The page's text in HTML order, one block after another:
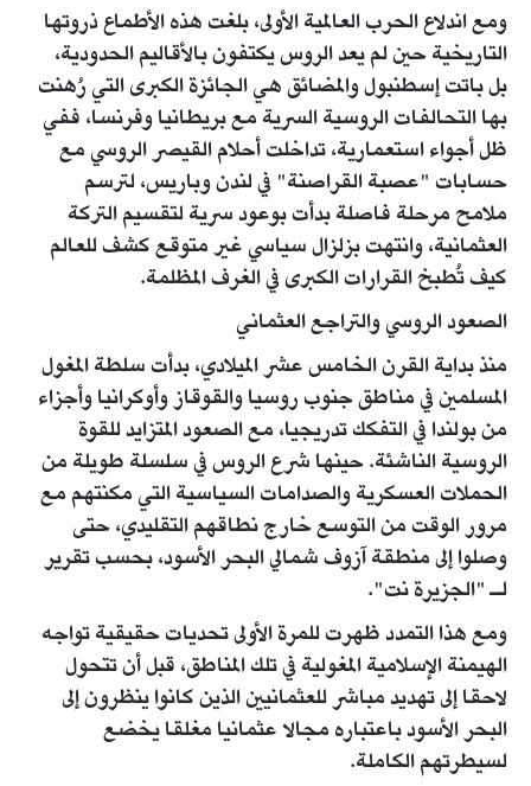
ومع اندلاع الحرب العالمية الأولى، بلغت هذه الأطماع ذروتها
التاريخية حين لم يعد الروس يكتفون بالأقاليم الحدودية،
بل باتت إسطنبول والمضائق هي الجائزة الكبرى التي رُهنت
بها التحالفات الروسية السرية مع بريطانيا وفرنسا، ففي
ظل أجواء استعمارية، تداخلت أحلام القيصر الروسي مع
حسابات "عصبة القراصنة" في لندن وباريس، لترسم
ملامح مرحلة فاصلة بدأت بوعود سرية لتقسيم التركة
العثمانية، وانتهت بزلزال سياسي غير متوقع كشف للعالم
كيف تُطبخ القرارات الكبرى في الغرف المظلمة.
الصعود الروسي والتراجع العثماني
منذ بداية القرن الخامس عشر الميلادي، بدأت سلطة المغول
المسلمين في مناطق جنوب روسيا والقوقاز وأوكرانيا وأجزاء
من بولندا في التفكك تدريجيا، مع الصعود المتزايد للقوة
الروسية الناشئة. حينها شرع الروس في سلسلة طويلة من
الحملات العسكرية والصدامات السياسية التي مكنتهم مع
مرور الوقت من التوسع خارج نطاقهم التقليدي، حتى
وصلوا إلى منطقة آزوف شمالي البحر الأسود، بحسب تقرير
لـ "الجزيرة نت".
ومع هذا التمدد ظهرت للمرة الأولى تحديات حقيقية تواجه
الهيمنة الإسلامية المغولية في تلك المناطق، قبل أن تتحول
لاحقا إلى تهديد مباشر للعثمانيين الذين كانوا ينظرون إلى
البحر الأسود باعتباره مجالا عثمانيا مغلقا يخضع
لسيطرتهم الكاملة.